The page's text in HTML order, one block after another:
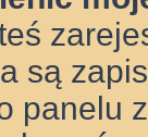
są
panelu